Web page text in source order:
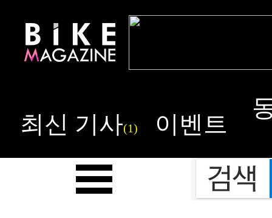
최신 기사(1) 이벤트